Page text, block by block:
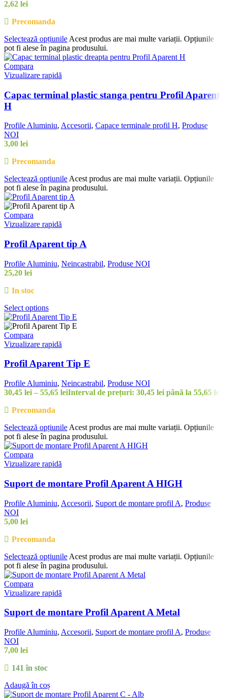
2,62 lei
Precomanda
Selectează opțiunile Acest produs are mai multe variații. Opțiunile
pot fi alese în pagina produsului.
Compara
Vizualizare rapidă
Capac terminal plastic stanga pentru Profil Aparent
H
Profile Aluminiu, Accesorii, Capace terminale profil H, Produse
NOI
3,00 lei
Precomanda
Selectează opțiunile Acest produs are mai multe variații. Opțiunile
pot fi alese în pagina produsului.
Compara
Vizualizare rapidă
Profil Aparent tip A
Profile Aluminiu, Neincastrabil, Produse NOI
25,20 lei
In stoc
Select options
Compara
Vizualizare rapidă
Profil Aparent Tip E
Profile Aluminiu, Neincastrabil, Produse NOI
30,45 lei – 55,65 leiInterval de prețuri: 30,45 lei până la 55,65 lei
Precomanda
Selectează opțiunile Acest produs are mai multe variații. Opțiunile
pot fi alese în pagina produsului.
Compara
Vizualizare rapidă
Suport de montare Profil Aparent A HIGH
Profile Aluminiu, Accesorii, Suport de montare profil A, Produse
NOI
5,00 lei
Precomanda
Selectează opțiunile Acest produs are mai multe variații. Opțiunile
pot fi alese în pagina produsului.
Compara
Vizualizare rapidă
Suport de montare Profil Aparent A Metal
Profile Aluminiu, Accesorii, Suport de montare profil A, Produse
NOI
7,00 lei
141 în stoc
Adaugă în coș